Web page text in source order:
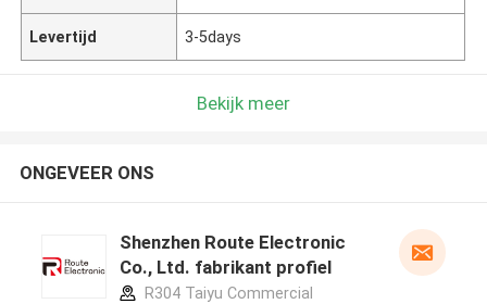
Levertijd 3-5days
Bekijk meer
ONGEVEER ONS
Shenzhen Route Electronic
Co., Ltd. fabrikant profiel
R304 Taiyu Commercial